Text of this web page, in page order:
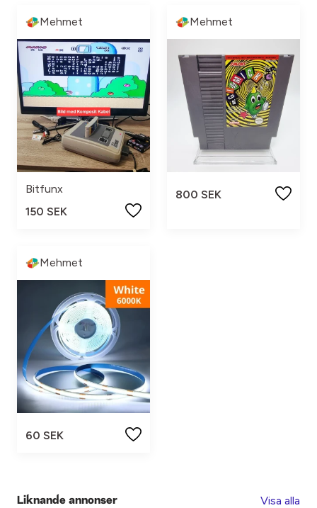
Mehmet
Bitfunx
150 SEK
Mehmet
800 SEK
Mehmet
60 SEK
Liknande annonser Visa alla